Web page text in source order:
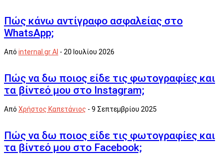
Πώς κάνω αντίγραφο ασφαλείας στο
WhatsApp;
Από internal.gr AI - 20 Ιουλίου 2026
Πώς να δω ποιος είδε τις φωτογραφίες και
τα βίντεό μου στο Instagram;
Από Χρήστος Καπετάνιος - 9 Σεπτεμβρίου 2025
Πώς να δω ποιος είδε τις φωτογραφίες και
τα βίντεό μου στο Facebook;